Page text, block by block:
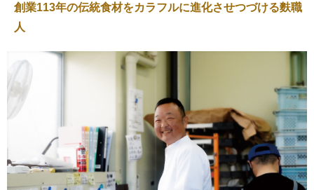
創業113年の伝統食材をカラフルに進化させつづける麩職
人